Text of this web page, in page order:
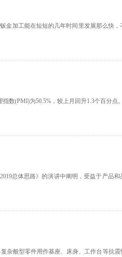
金加工能在短短的几年时间里发展那么快，
数(PMI)为50.5%‎，较上月回升1.3个百分点
总体思路》的演讲中阐明，受益于产品
杂般型零件用作基座、床身、工作台等抗